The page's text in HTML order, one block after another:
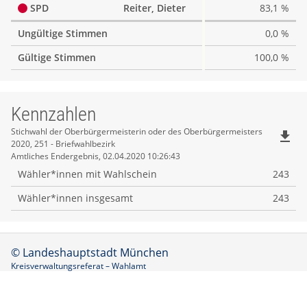
SPD
Reiter, Dieter
83,1 %
Ungültige Stimmen
0,0 %
Gültige Stimmen
100,0 %
Kennzahlen
Kennzahlen
Stichwahl der Oberbürgermeisterin oder des Oberbürgermeisters
2020, 251 - Briefwahlbezirk
Amtliches Endergebnis, 02.04.2020 10:26:43
file_download
Wähler*innen mit Wahlschein
243
Wähler*innen insgesamt
243
© Landeshauptstadt München
Kreisverwaltungsreferat – Wahlamt